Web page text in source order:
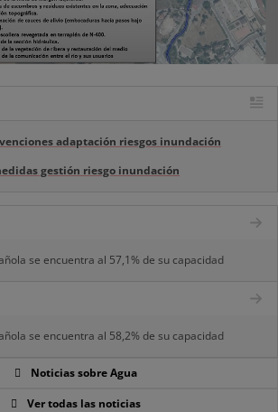
adaptación riesgos inundación
gestión riesgo inundación
se encuentra al 57,1% de su capacidad
se encuentra al 58,2% de su capacidad
Noticias sobre Agua
Ver todas las noticias